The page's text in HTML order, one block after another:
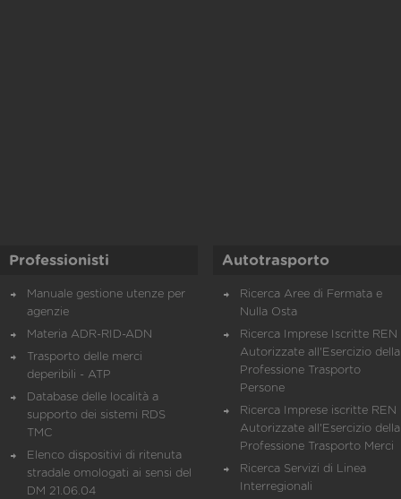
Professionisti
Manuale gestione utenze per
agenzie
Materia ADR-RID-ADN
Trasporto delle merci
deperibili - ATP
Database delle località a
supporto dei sistemi RDS
TMC
Elenco dispositivi di ritenuta
stradale omologati ai sensi del
DM 21.06.04
Autotrasporto
Ricerca Aree di Fermata e
Nulla Osta
Ricerca Imprese Iscritte REN
Autorizzate all'Esercizio della
Professione Trasporto
Persone
Ricerca Imprese iscritte REN
Autorizzate all'Esercizio della
Professione Trasporto Merci
Ricerca Servizi di Linea
Interregionali